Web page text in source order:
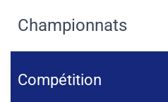
Championnats
Compétition